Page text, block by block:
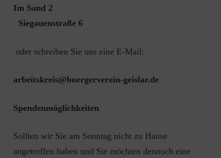
Im Sand 2
Siegauenstraße 6
oder schreiben Sie uns eine E-Mail:
arbeitskreis@buergerverein-geislar.de
Spendenmöglichkeiten
Sollten wir Sie am Sonntag nicht zu Hause
angetroffen haben und Sie möchten dennoch eine